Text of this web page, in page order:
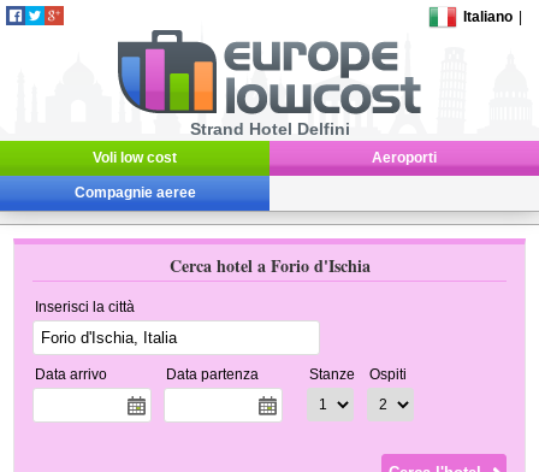
Italiano
Strand Hotel Delfini
Voli low cost Aeroporti
Compagnie aeree
Cerca hotel a Forio d'Ischia
Inserisci la città
Data arrivo Data partenza Stanze Ospiti